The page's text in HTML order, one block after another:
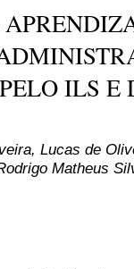
ILS E
Lucas de
Matheus